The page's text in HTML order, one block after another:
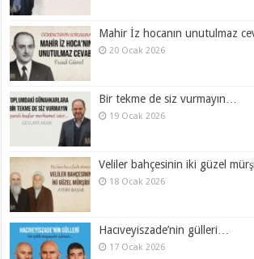
Mahir İz hocanın unutulmaz
20 Ocak 2026
Bir tekme de siz vurmayın…
19 Ocak 2026
Veliler bahçesinin iki güzel
18 Ocak 2026
Hacıveyiszade’nin gülleri…
17 Ocak 2026